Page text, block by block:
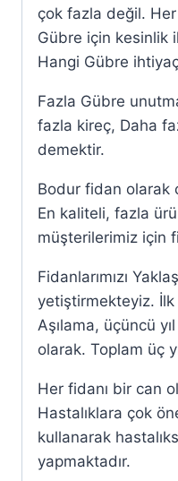
çok fazla değil. Her
Gübre için kesinlik
Hangi Gübre
Fazla Gübre
fazla kireç, Daha
demektir.
Bodur fidan olarak
En kaliteli, fazla
müşterilerimiz için
Fidanlarımızı
yetiştirmekteyiz. İlk
Aşılama, üçüncü
olarak. Toplam üç
Her fidanı bir can
Hastalıklara çok
kullanarak
yapmaktadır.